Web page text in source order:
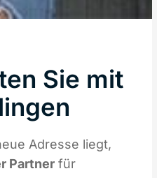
Sie mit
Adresse liegt,
Partner für